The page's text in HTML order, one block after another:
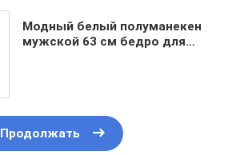
Модный белый полуманекен
мужской 63 см бедро для
Продолжать